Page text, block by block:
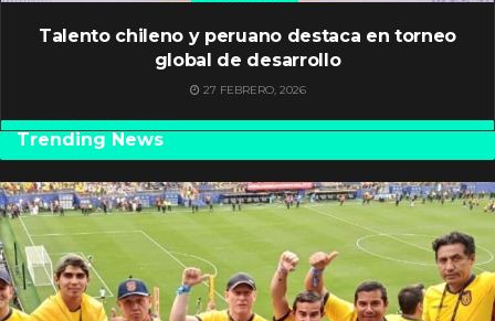
Talento chileno y peruano destaca en torneo
global de desarrollo
27 FEBRERO, 2026
Trending News